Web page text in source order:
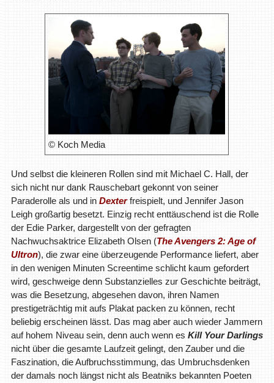
© Koch Media
Und selbst die kleineren Rollen sind mit Michael C. Hall, der
sich nicht nur dank Rauschebart gekonnt von seiner
Paraderolle als und in Dexterfreispielt, und Jennifer Jason
Leigh großartig besetzt. Einzig recht enttäuschend ist die Rolle
der Edie Parker, dargestellt von der gefragten
Nachwuchsaktrice Elizabeth Olsen (The Avengers 2: Age of
Ultron), die zwar eine überzeugende Performance liefert, aber
in den wenigen Minuten Screentime schlicht kaum gefordert
wird, geschweige denn Substanzielles zur Geschichte beiträgt,
was die Besetzung, abgesehen davon, ihren Namen
prestigeträchtig mit aufs Plakat packen zu können, recht
beliebig erscheinen lässt. Das mag aber auch wieder Jammern
auf hohem Niveau sein, denn auch wenn es Kill Your Darlings
nicht über die gesamte Laufzeit gelingt, den Zauber und die
Faszination, die Aufbruchsstimmung, das Umbruchsdenken
der damals noch längst nicht als Beatniks bekannten Poeten